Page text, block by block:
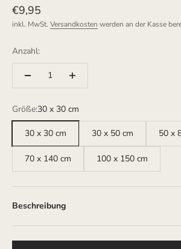
Angebot
€9,95
inkl. MwSt. Versandkosten werden an der Kasse
Anzahl:
Größe:30 x 30 cm
30 x 30 cm 30 x 50 cm 50 x
70 x 140 cm 100 x 150 cm
Beschreibung